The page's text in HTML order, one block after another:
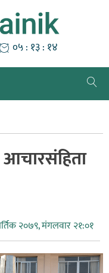
०५ : १३ : १४
आचारसंहिता
२०७९, मंगलवार २१:०१